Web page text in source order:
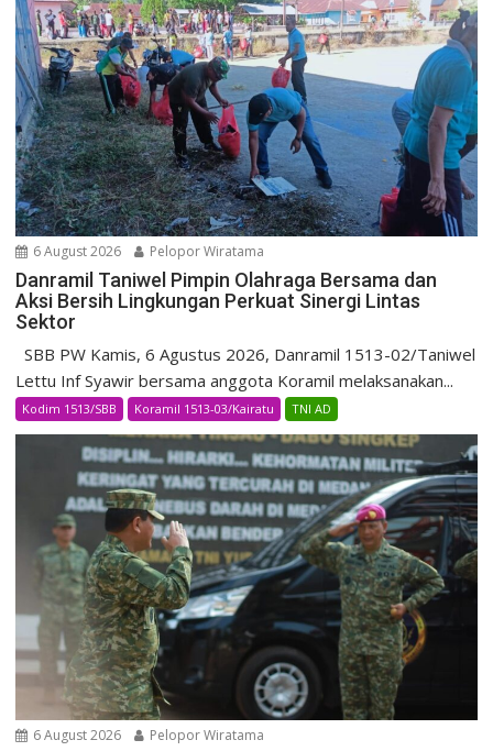
6 August 2026 Pelopor Wiratama
Danramil Taniwel Pimpin Olahraga Bersama dan
Aksi Bersih Lingkungan Perkuat Sinergi Lintas
Sektor
SBB PW Kamis, 6 Agustus 2026, Danramil 1513-02/Taniwel
Lettu Inf Syawir bersama anggota Koramil melaksanakan...
Kodim 1513/SBB Koramil 1513-03/Kairatu TNI AD
6 August 2026 Pelopor Wiratama